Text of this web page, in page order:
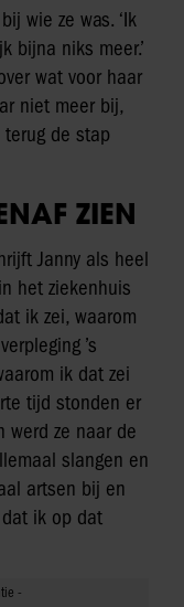
wie ze was. ‘Ik
bijna niks meer.’
wat voor haar
niet meer bij,
de stap
ZIEN
Janny als heel
het ziekenhuis
ik zei, waarom
’s
ik dat zei
tijd stonden er
werd ze naar de
slangen en
artsen bij en
ik op dat